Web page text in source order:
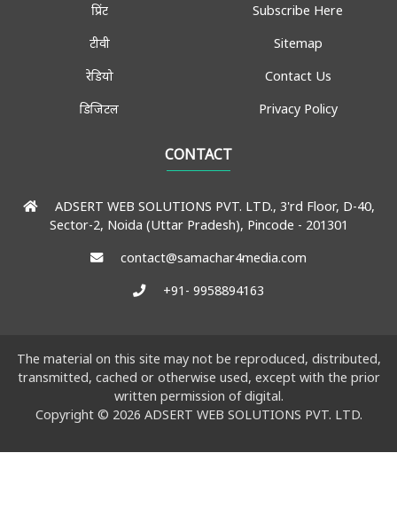
प्रिंट
टीवी
रेडियो
डिजिटल
सोशल मीडिया
वीडियो
Subscribe Here
Sitemap
Contact Us
Privacy Policy
GDPR Compliance
Editorial Team
Newsletters
CONTACT
ADSERT WEB SOLUTIONS PVT. LTD., 3'rd Floor, D-40,
Sector-2, Noida (Uttar Pradesh), Pincode - 201301
contact@samachar4media.com
+91- 9958894163
The material on this site may not be reproduced, distributed,
transmitted, cached or otherwise used, except with the prior
written permission of digital.
Copyright © 2026 ADSERT WEB SOLUTIONS PVT. LTD.